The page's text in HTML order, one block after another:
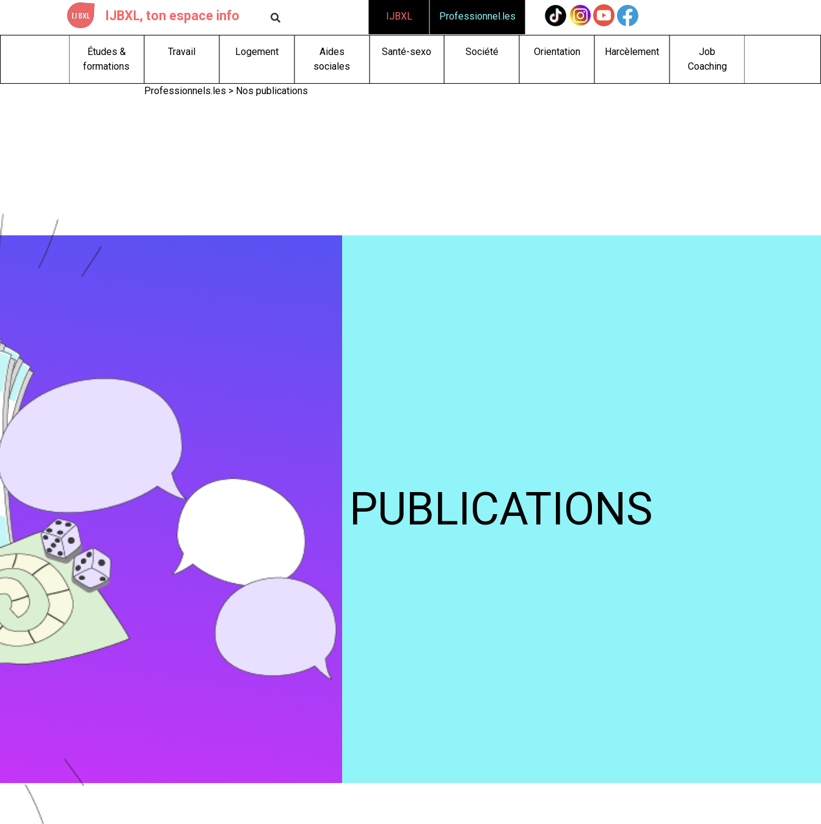
content
IJBXL, ton espace info IJBXL Professionnel.les
Études &
formations
Travail Logement
Aides
sociales
Santé-sexo Société Orientation Harcèlement
Job
Coaching
Professionnels.les > Nos publications
PUBLICATIONS